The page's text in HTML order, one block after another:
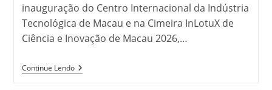
inauguração do Centro Internacional da Indústria
Tecnológica de Macau e na Cimeira InLotuX de
Ciência e Inovação de Macau 2026,…
Continue LendoModelBest
Une-